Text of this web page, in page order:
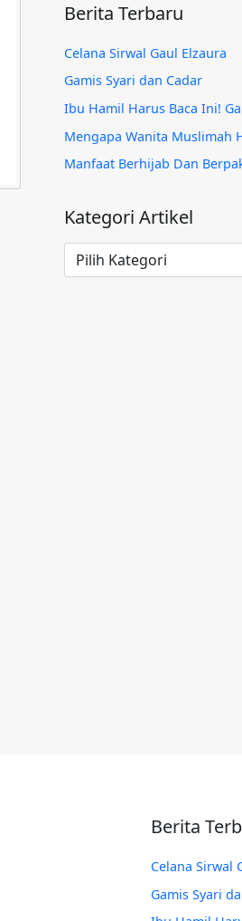
Berita Terbaru
Celana Sirwal Gaul Elzaura
Gamis Syari dan Cadar
Ibu Hamil Harus Baca Ini!
Mengapa Wanita Muslimah
Manfaat Berhijab Dan
Kategori Artikel
Kategori
Artikel
Berita
Celana Sirwal
Gamis Syari